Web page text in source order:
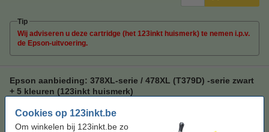
Cookies op 123inkt.be
Om winkelen bij 123inkt.be zo
Tip
Wij adviseren u deze cartridge (het 123inkt huismerk) te nemen i.p.v.
de Epson-uitvoering.
Epson aanbieding: 378XL-serie / 478XL (T379D) -serie zwart
+ 5 kleuren (123inkt huismerk)
zwart en kleur (5x)
C13T379D4010